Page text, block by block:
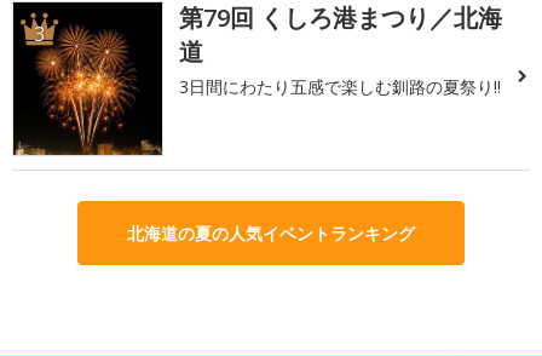
3
第79回 くしろ港まつり／北海
道
3日間にわたり五感で楽しむ釧路の夏祭り!!
北海道の夏の人気イベントランキング